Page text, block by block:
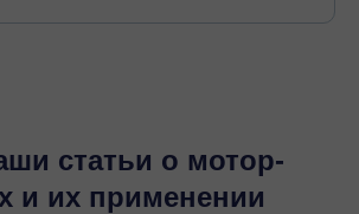
статьи о мотор-
и их применении